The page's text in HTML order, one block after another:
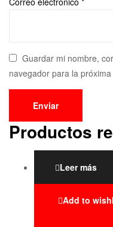
Guardar mi nombre,
navegador para la
Productos
Leer más
Add to